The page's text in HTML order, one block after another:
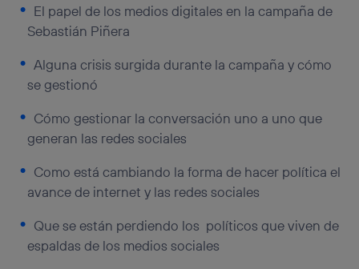
El papel de los medios digitales en la campaña de
Sebastián Piñera
Alguna crisis surgida durante la campaña y cómo
se gestionó
Cómo gestionar la conversación uno a uno que
generan las redes sociales
Como está cambiando la forma de hacer política el
avance de internet y las redes sociales
Que se están perdiendo los políticos que viven de
espaldas de los medios sociales